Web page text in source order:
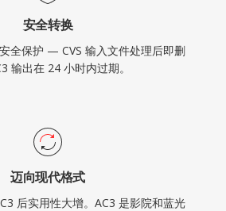
安全转换
全保护 — CVS 输入文件处理后即删
输出在 24 小时内过期。
迈向现代格式
后实用性大增。AC3 是影院和蓝光